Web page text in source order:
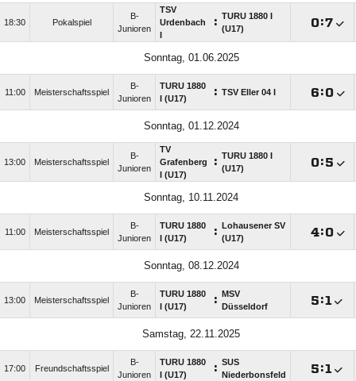
18:30 Pokalspiel
B-
Junioren
TSV
Urdenbach
: TURU 1880 I
(U17)
:
Sonntag, 01.06.2025
11:00 Meisterschaftsspiel
B-
Junioren
TURU 1880
I (U17)
: TSV Eller 04 I :
Sonntag, 01.12.2024
13:00 Meisterschaftsspiel
B-
Junioren
TV
Grafenberg
I (U17)
: TURU 1880 I
(U17)
:
Sonntag, 10.11.2024
11:00 Meisterschaftsspiel
B-
Junioren
TURU 1880
I (U17)
:
Lohausener SV
(U17)
:
Sonntag, 08.12.2024
13:00 Meisterschaftsspiel
B-
Junioren
TURU 1880
I (U17)
:
MSV
Düsseldorf
:
Samstag, 22.11.2025
17:00 Freundschaftsspiel
B-
Junioren
TURU 1880
I (U17)
: SUS
Niederbonsfeld
: